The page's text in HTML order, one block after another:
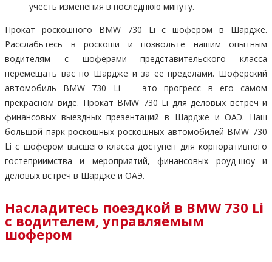
учесть изменения в последнюю минуту.
Прокат роскошного BMW 730 Li с шофером в Шардже.
Расслабьтесь в роскоши и позвольте нашим опытным
водителям с шоферами представительского класса
перемещать вас по Шардже и за ее пределами. Шоферский
автомобиль BMW 730 Li — это прогресс в его самом
прекрасном виде. Прокат BMW 730 Li для деловых встреч и
финансовых выездных презентаций в Шардже и ОАЭ. Наш
большой парк роскошных роскошных автомобилей BMW 730
Li с шофером высшего класса доступен для корпоративного
гостеприимства и мероприятий, финансовых роуд-шоу и
деловых встреч в Шардже и ОАЭ.
Насладитесь поездкой в BMW 730 Li
с водителем, управляемым
шофером